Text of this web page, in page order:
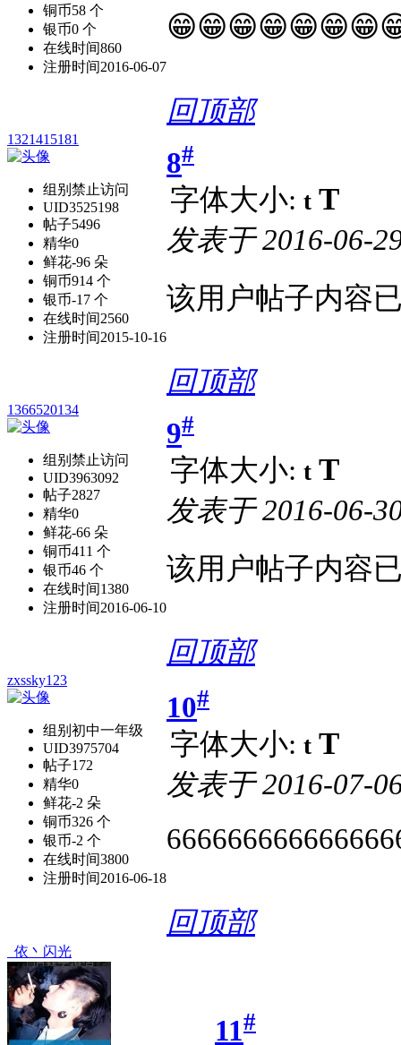
铜币58 个
银币0 个
在线时间860
注册时间2016-06-07
回顶部
1321415181
组别 禁止访问
UID3525198
帖子5496
精华0
鲜花-96 朵
铜币914 个
银币-17 个
在线时间2560
注册时间2015-10-16
8#
字体大小: t T
发表于2016-06-
该用户帖子内容
回顶部
1366520134
组别 禁止访问
UID3963092
帖子2827
精华0
鲜花-66 朵
铜币411 个
银币46 个
在线时间1380
注册时间2016-06-10
9#
字体大小: t T
发表于2016-06-
该用户帖子内容
回顶部
zxssky123
组别 初中一年级
UID3975704
帖子172
精华0
鲜花-2 朵
铜币326 个
银币-2 个
在线时间3800
注册时间2016-06-18
10#
字体大小: t T
发表于2016-07-
回顶部
_依丶闪光
11#